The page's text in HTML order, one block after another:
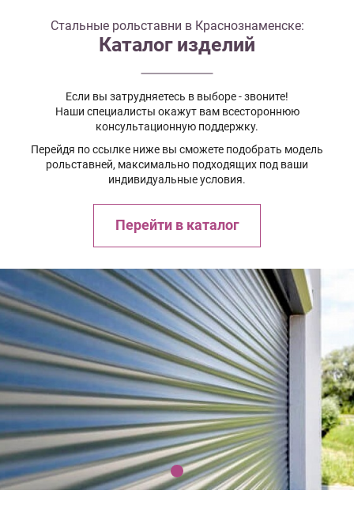
Стальные рольставни в Краснознаменске:
Каталог изделий
Если вы затрудняетесь в выборе - звоните!
Наши специалисты окажут вам всестороннюю
консультационную поддержку.
Перейдя по ссылке ниже вы сможете подобрать модель
рольставней, максимально подходящих под ваши
индивидуальные условия.
Перейти в каталог